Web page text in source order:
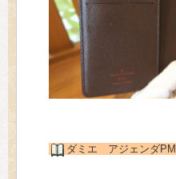
ダミエ アジェンダPM